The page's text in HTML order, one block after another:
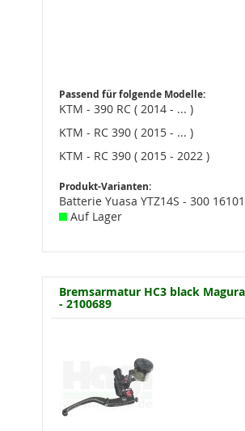
Passend für folgende Modelle:
KTM - 390 RC ( 2014 - ... )
KTM - RC 390 ( 2015 - ... )
KTM - RC 390 ( 2015 - 2022 )
Produkt-Varianten:
Batterie Yuasa YTZ14S - 300
Auf Lager
Bremsarmatur HC3 black
- 2100689